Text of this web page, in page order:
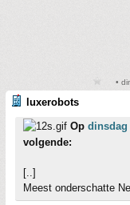
•
luxerobots
Op dinsdag
volgende:
[..]
Meest onderschatte